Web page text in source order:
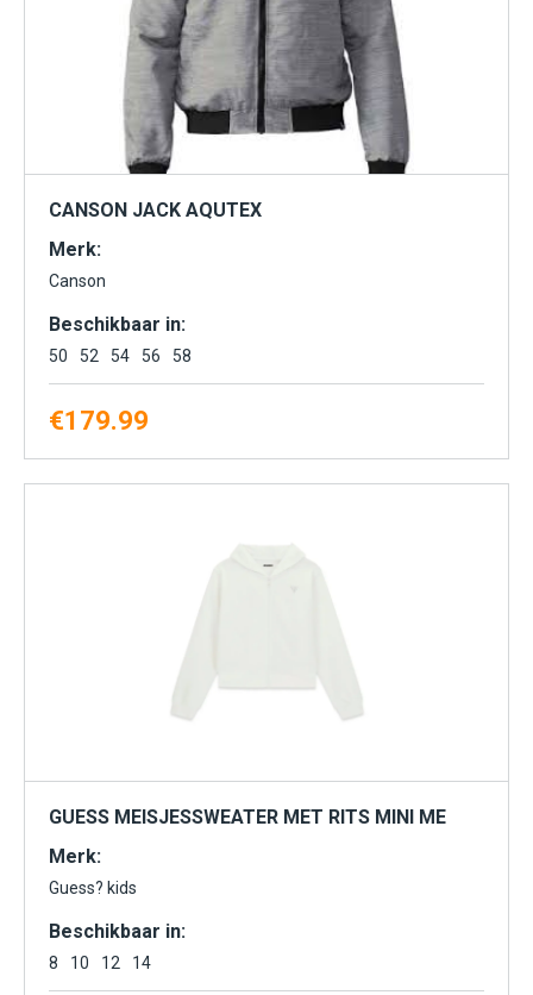
CANSON JACK AQUTEX
Merk:
Canson
Beschikbaar in:
50 52 54 56 58
€179.99
GUESS MEISJESSWEATER MET RITS MINI ME
Merk:
Guess? kids
Beschikbaar in:
8 10 12 14